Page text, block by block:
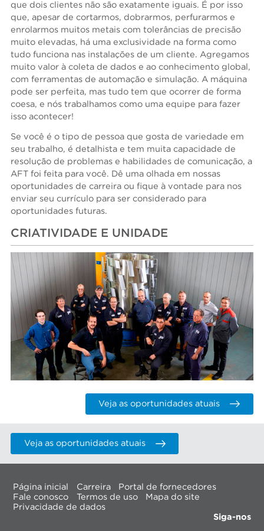
que dois clientes não são exatamente iguais. É por isso
que, apesar de cortarmos, dobrarmos, perfurarmos e
enrolarmos muitos metais com tolerâncias de precisão
muito elevadas, há uma exclusividade na forma como
tudo funciona nas instalações de um cliente. Agregamos
muito valor à coleta de dados e ao conhecimento global,
com ferramentas de automação e simulação. A máquina
pode ser perfeita, mas tudo tem que ocorrer de forma
coesa, e nós trabalhamos como uma equipe para fazer
isso acontecer!
Se você é o tipo de pessoa que gosta de variedade em
seu trabalho, é detalhista e tem muita capacidade de
resolução de problemas e habilidades de comunicação, a
AFT foi feita para você. Dê uma olhada em nossas
oportunidades de carreira ou fique à vontade para nos
enviar seu currículo para ser considerado para
oportunidades futuras.
CRIATIVIDADE E UNIDADE
Veja as oportunidades atuais
Veja as oportunidades atuais
Página inicial Carreira
Portal de fornecedores
Fale conosco
Termos de uso
Mapa do site
Privacidade de dados
Siga-nos